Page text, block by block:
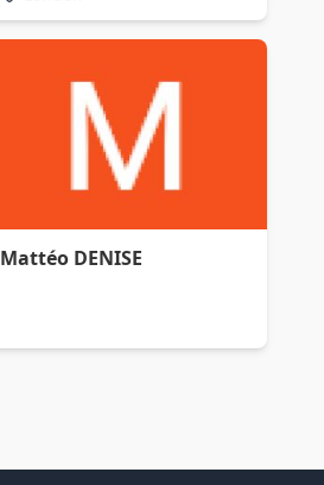
Mattéo DENISE